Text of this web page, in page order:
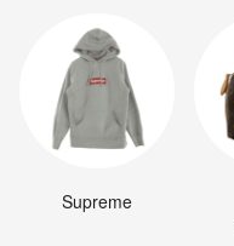
Supreme